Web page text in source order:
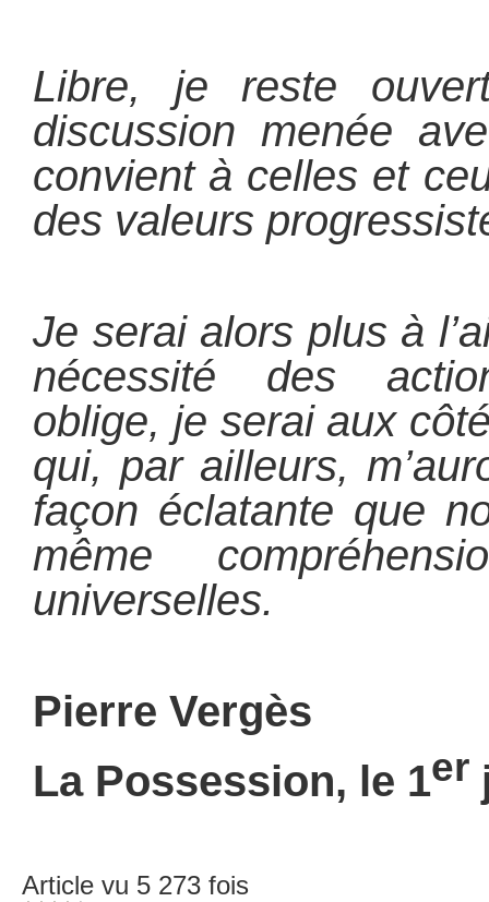
Libre, je reste
discussion menée
convient à celles et
des valeurs
Je serai alors plus à
nécessité des
oblige, je serai aux
qui, par ailleurs,
façon éclatante que
même
universelles.
Pierre Vergès
La Possession, le 1er
Article vu 5 273 fois